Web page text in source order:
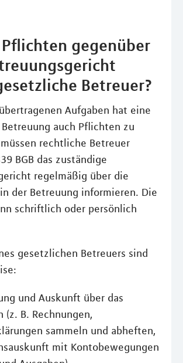
gegenüber
Betreuer?
Aufgaben hat eine
auch Pflichten zu
rechtliche Betreuer
BGB das zuständige
regelmäßig über die
der Betreuung informieren. Die
schriftlich oder persönlich
gesetzlichen Betreuers sind
und Auskunft über das
(z. B. Rechnungen,
sammeln und abheften,
mit Kontobewegungen